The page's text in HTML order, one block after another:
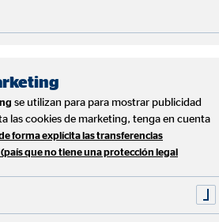
dinero
se utilizan para para mostrar publicidad
las cookies de marketing, tenga en cuenta
forma explícita las transferencias
que no tiene una protección legal